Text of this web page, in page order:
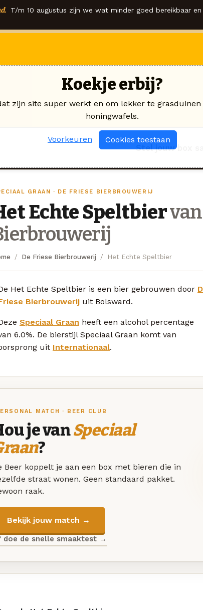
T/m 10 augustus zijn we wat minder goed bereikbaar
Stel jouw box
GRAAN · DE FRIESE BIERBROUWERIJ
Echte Speltbier
De Friese Bierbrouwerij Het Echte Speltbier
Het Echte Speltbier is een bier gebrouwen door
Bierbrouwerij uit Bolsward.
Speciaal Graan heeft een alcohol percentage
6.0%. De bierstijl Speciaal Graan komt van
uit Internationaal.
MATCH · BEER CLUB
je vanSpeciaal
?
Beer koppelt je aan een box met bieren die in
straat wonen. Geen standaard pakket.
raak.
Bekijk jouw match →
doe de snelle smaaktest →
Koekje erbij?
zijn site super werkt en om lekker te
honingwafels.
Voorkeuren Cookies toestaan